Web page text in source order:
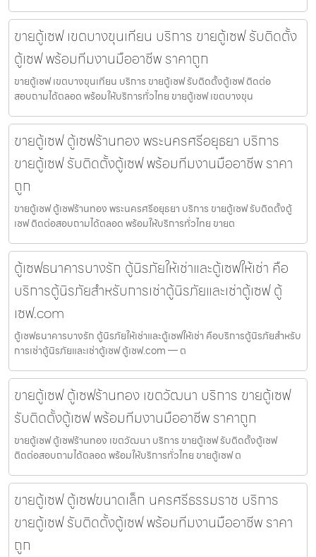
ขายตู้เซฟ เขตบางขุนเทียน บริการ ขายตู้เซฟ รับติดตั้ง
ตู้เซฟ พร้อมทีมงานมืออาชีพ ราคาถูก
ขายตู้เซฟ เขตบางขุนเทียน บริการ ขายตู้เซฟ รับติดตั้งตู้เซฟ ติดต่อ
สอบถามได้ตลอด พร้อมให้บริการทั่วไทย ขายตู้เซฟ เขตบางขุน
ขายตู้เซฟ ตู้เซฟร้านทอง พระนครศรีอยุธยา บริการ
ขายตู้เซฟ รับติดตั้งตู้เซฟ พร้อมทีมงานมืออาชีพ ราคา
ถูก
ขายตู้เซฟ ตู้เซฟร้านทอง พระนครศรีอยุธยา บริการ ขายตู้เซฟ รับติดตั้งตู้
เซฟ ติดต่อสอบถามได้ตลอด พร้อมให้บริการทั่วไทย ขายต
ตู้เซฟธนาคารบางรัก ตู้นิรภัยให้เช่าและตู้เซฟให้เช่า คือ
บริการตู้นิรภัยสำหรับการเช่าตู้นิรภัยและเช่าตู้เซฟ ตู้
เซฟ.com
ตู้เซฟธนาคารบางรัก ตู้นิรภัยให้เช่าและตู้เซฟให้เช่า คือบริการตู้นิรภัยสำหรับ
การเช่าตู้นิรภัยและเช่าตู้เซฟ ตู้เซฟ.com — ต
ขายตู้เซฟ ตู้เซฟร้านทอง เขตวัฒนา บริการ ขายตู้เซฟ
รับติดตั้งตู้เซฟ พร้อมทีมงานมืออาชีพ ราคาถูก
ขายตู้เซฟ ตู้เซฟร้านทอง เขตวัฒนา บริการ ขายตู้เซฟ รับติดตั้งตู้เซฟ
ติดต่อสอบถามได้ตลอด พร้อมให้บริการทั่วไทย ขายตู้เซฟ ต
ขายตู้เซฟ ตู้เซฟขนาดเล็ก นครศรีธรรมราช บริการ
ขายตู้เซฟ รับติดตั้งตู้เซฟ พร้อมทีมงานมืออาชีพ ราคา
ถูก